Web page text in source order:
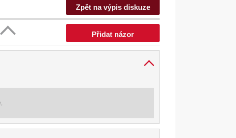
Zpět na výpis diskuze
Přidat názor